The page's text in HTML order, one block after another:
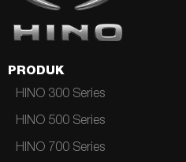
PRODUK
HINO 300 Series
HINO 500 Series
HINO 700 Series